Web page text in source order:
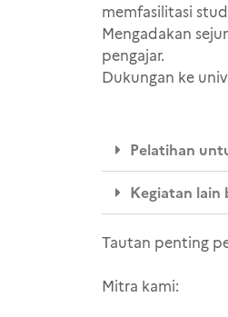
memfasilitasi
Mengadakan
pengajar.
Dukungan ke
Pelatihan
Kegiatan lain
Tautan penting
Mitra kami: